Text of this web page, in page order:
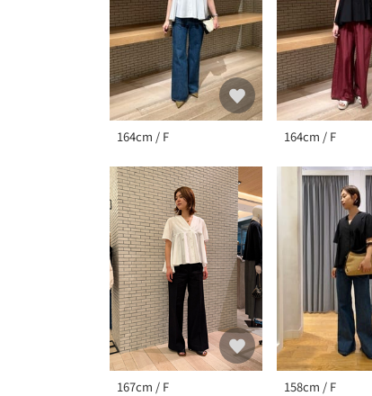
164cm / F 164cm / F
167cm / F 158cm / F